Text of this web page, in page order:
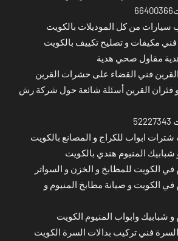
سيارات من كل الموديلات بالكويت
مكيفات و تصليح تكييف بالكويت
مقاول صحي هدية
فني القضاء على حشرات القرين
فئران القرين أسئلة شائعة حول شركة رش
ابواب للكراج و المصانع بالكويت
المنيوم هندي بالكويت
في الكويت للمطابخ و الخزن و السواتر
في الكويت و صيانة مطابخ المنيوم و
شبابيك وابواب المنيوم الكويت
فني تركيب بدالات السرة الكويت